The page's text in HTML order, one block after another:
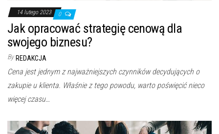
14 lutego 2023 0
Jak opracować strategię cenową dla
swojego biznesu?
By REDAKCJA
Cena jest jednym z najważniejszych czynników decydujących o
zakupie u klienta. Właśnie z tego powodu, warto poświęcić nieco
więcej czasu…